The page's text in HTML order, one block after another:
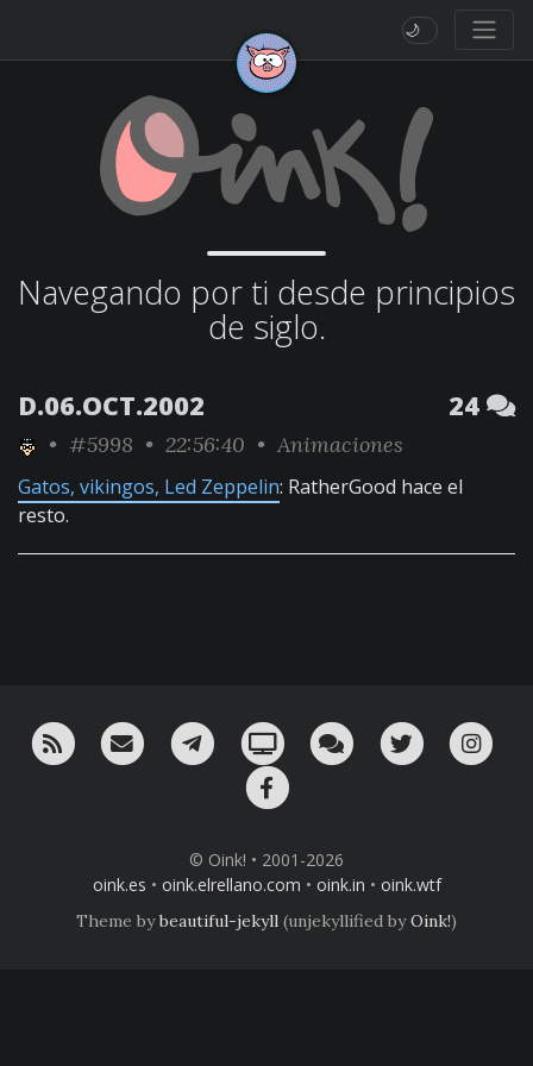
🌙
Navegando por ti desde principios
de siglo.
D.06.OCT.2002 24
• #5998 • 22:56:40 • Animaciones
Gatos, vikingos, Led Zeppelin: RatherGood hace el
resto.
RSS ¡Mándame un email!¡Nuestro canal en Telegram!
Oink! TV Charla con nosotros
Twitter
© Oink! • 2001-2026
oink.es • oink.elrellano.com • oink.in • oink.wtf
Theme bybeautiful-jekyll (unjekyllified byOink!)